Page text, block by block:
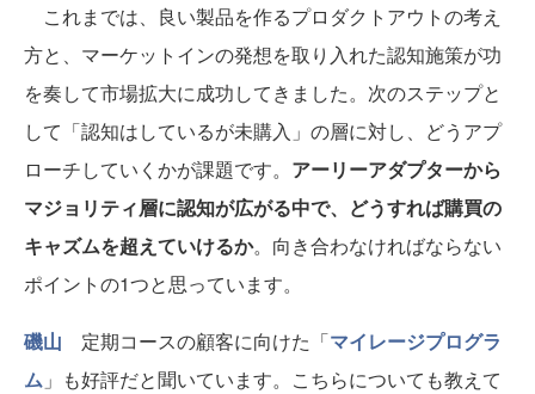
これまでは、良い製品を作るプロダクトアウトの考え
方と、マーケットインの発想を取り入れた認知施策が功
を奏して市場拡大に成功してきました。次のステップと
して「認知はしているが未購入」の層に対し、どうアプ
ローチしていくかが課題です。 アーリーアダプターから
マジョリティ層に認知が広がる中で、どうすれば購買の
キャズムを超えていけるか。向き合わなければならない
ポイントの1つと思っています。
磯山 定期コースの顧客に向けた「マイレージプログラ
ム 」も好評だと聞いています。こちらについても教えて